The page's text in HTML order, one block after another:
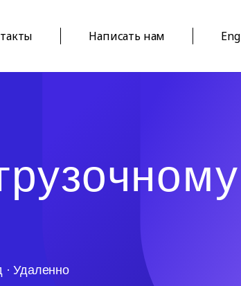
Написать нам Eng
· Удаленно